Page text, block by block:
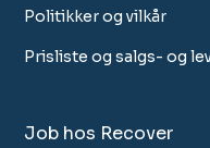
Politikker og vilkår
Prisliste og salgs- og
Job hos Recover